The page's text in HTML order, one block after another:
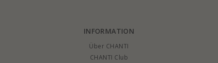
INFORMATION
Über CHANTI
CHANTI Club